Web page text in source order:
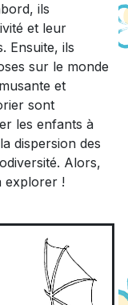
ils
et leur
Ensuite, ils
sur le monde
et
sont
les enfants à
dispersion des
Alors,
explorer !